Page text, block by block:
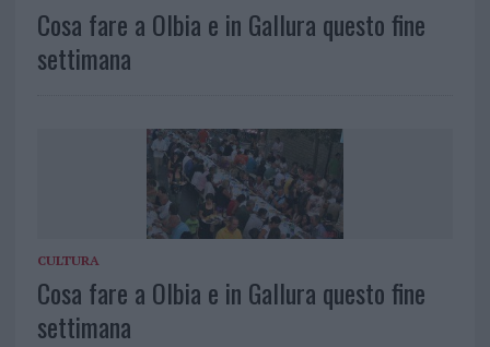
Cosa fare a Olbia e in Gallura questo fine
settimana
CULTURA
Cosa fare a Olbia e in Gallura questo fine
settimana